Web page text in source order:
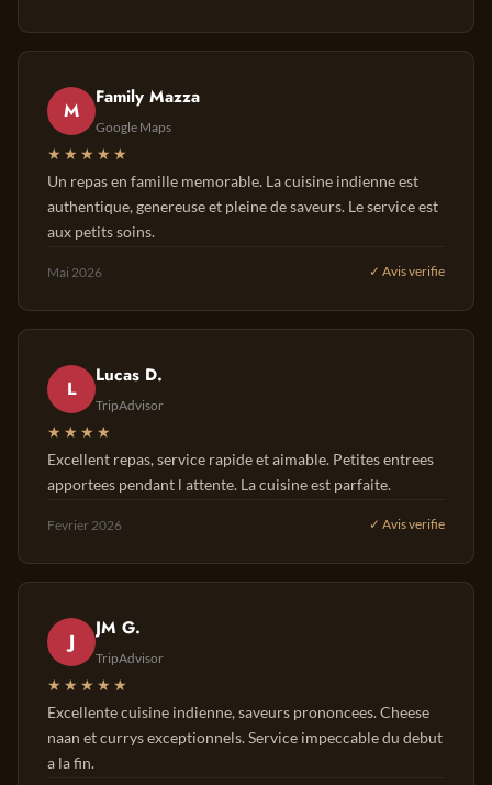
M
Family Mazza
Google Maps
★★★★★
Un repas en famille memorable. La cuisine indienne est
authentique, genereuse et pleine de saveurs. Le service est
aux petits soins.
Mai 2026 ✓ Avis verifie
L
Lucas D.
TripAdvisor
★★★★
Excellent repas, service rapide et aimable. Petites entrees
apportees pendant l attente. La cuisine est parfaite.
Fevrier 2026 ✓ Avis verifie
J
JM G.
TripAdvisor
★★★★★
Excellente cuisine indienne, saveurs prononcees. Cheese
naan et currys exceptionnels. Service impeccable du debut
a la fin.